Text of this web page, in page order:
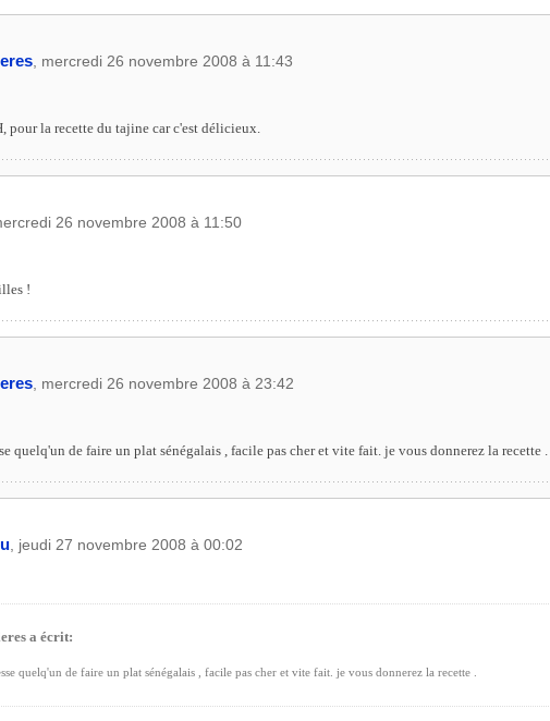
, mercredi 26 novembre 2008 à 11:43
pour la recette du tajine car c'est délicieux.
26 novembre 2008 à 11:50
!
, mercredi 26 novembre 2008 à 23:42
quelq'un de faire un plat sénégalais , facile pas cher et vite fait. je vous donnerez la recette .
, jeudi 27 novembre 2008 à 00:02
a écrit:
quelq'un de faire un plat sénégalais , facile pas cher et vite fait. je vous donnerez la recette .